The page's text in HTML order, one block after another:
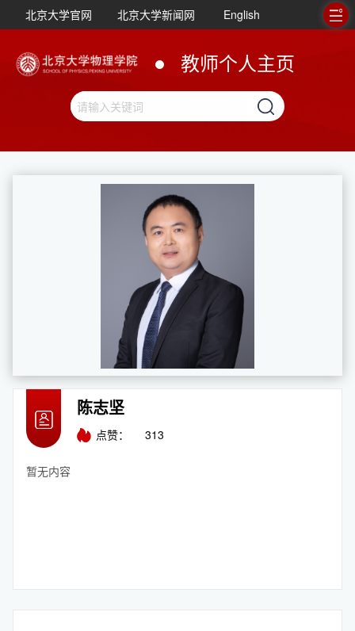
北京大学官网 北京大学新闻网 English
教师个人主页
陈志坚
点赞： 313
暂无内容